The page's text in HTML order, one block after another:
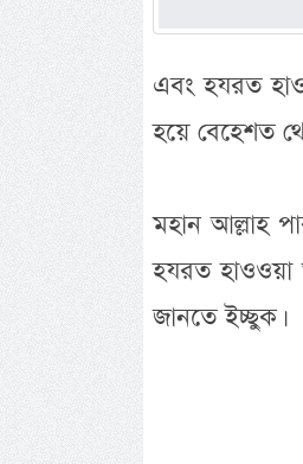
এবং হযরত
হয়ে বেহেশত
মহান আল্লাহ
হযরত হাওওয়া
জানতে ইচ্ছুক।